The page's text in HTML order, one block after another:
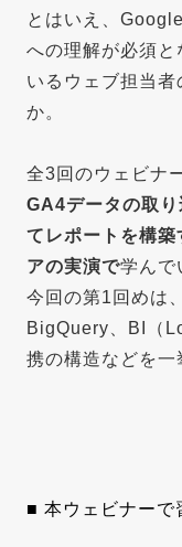
とはいえ、
への理解が必須と
いるウェブ担当者
か。
全3回のウェビナ
GA4データの取
てレポートを構築
アの実演で学んで
今回の第1回めは
BigQuery、BI（
携の構造などを一
■ 本ウェビナーで